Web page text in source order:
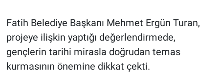
Fatih Belediye Başkanı Mehmet Ergün Turan,
projeye ilişkin yaptığı değerlendirmede,
gençlerin tarihi mirasla doğrudan temas
kurmasının önemine dikkat çekti.